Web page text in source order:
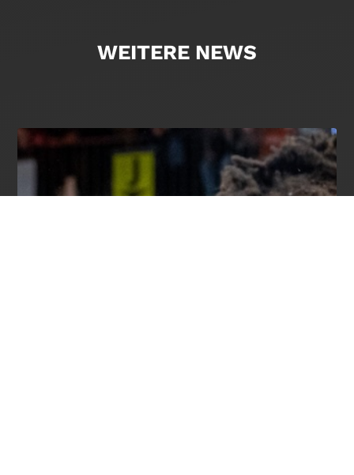
WEITERE NEWS